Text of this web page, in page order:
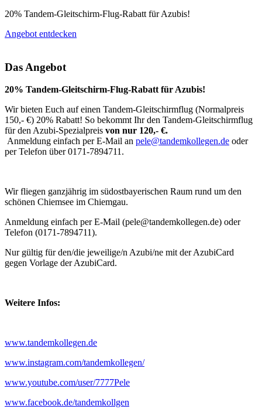
20% Tandem-Gleitschirm-Flug-Rabatt für Azubis!
Angebot entdecken
Das Angebot
20% Tandem-Gleitschirm-Flug-Rabatt für Azubis!
Wir bieten Euch auf einen Tandem-Gleitschirmflug (Normalpreis
150,- €) 20% Rabatt! So bekommt Ihr den Tandem-Gleitschirmflug
für den Azubi-Spezialpreis von nur 120,- €.
Anmeldung einfach per E-Mail an pele@tandemkollegen.de oder
per Telefon über 0171-7894711.
Wir fliegen ganzjährig im südostbayerischen Raum rund um den
schönen Chiemsee im Chiemgau.
Anmeldung einfach per E-Mail (pele@tandemkollegen.de) oder
Telefon (0171-7894711).
Nur gültig für den/die jeweilige/n Azubi/ne mit der AzubiCard
gegen Vorlage der AzubiCard.
Weitere Infos:
www.tandemkollegen.de
www.instagram.com/tandemkollegen/
www.youtube.com/user/7777Pele
www.facebook.de/tandemkollgen